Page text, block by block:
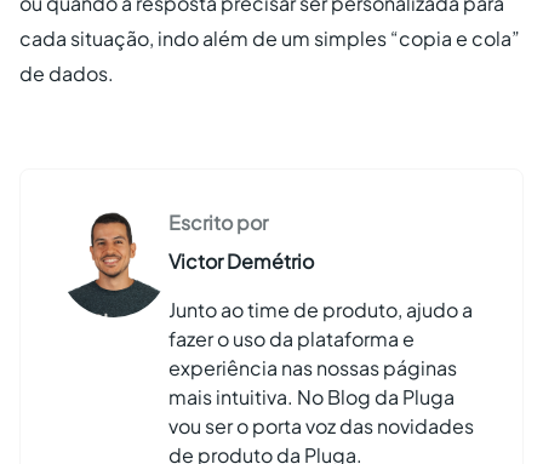
cada situação, indo além de um simples “copia e cola”
de dados.
Escrito por
Victor Demétrio
Junto ao time de produto, ajudo a
fazer o uso da plataforma e
experiência nas nossas páginas
mais intuitiva. No Blog da Pluga
vou ser o porta voz das novidades
de produto da Pluga.